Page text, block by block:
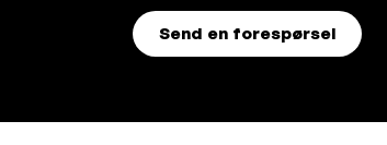
Send en forespørsel